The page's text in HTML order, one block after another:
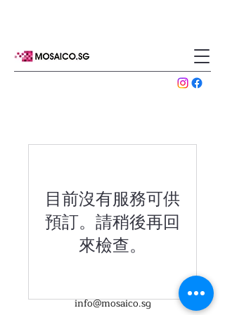
目前沒有服務可供
預訂。請稍後再回
來檢查。
info@mosaico.sg